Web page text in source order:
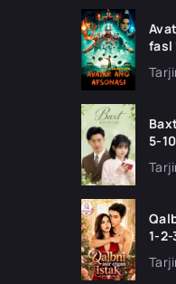
fasl
5-
1-